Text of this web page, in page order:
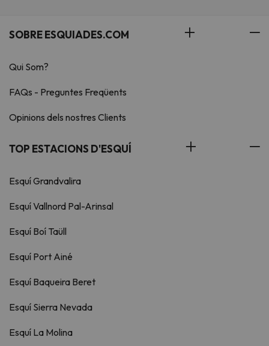
SOBRE ESQUIADES.COM
Qui Som?
FAQs - Preguntes Freqüents
Opinions dels nostres Clients
TOP ESTACIONS D'ESQUÍ
Esquí Grandvalira
Esquí Vallnord Pal-Arinsal
Esquí Boí Taüll
Esquí Port Ainé
Esquí Baqueira Beret
Esquí Sierra Nevada
Esquí La Molina